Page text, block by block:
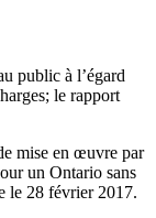
public à l’égard
le rapport
mise en œuvre par
un Ontario sans
le 28 février 2017.